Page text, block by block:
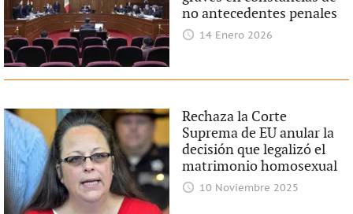
no antecedentes penales
14 Enero 2026
Rechaza la Corte
Suprema de EU anular la
decisión que legalizó el
matrimonio homosexual
10 Noviembre 2025